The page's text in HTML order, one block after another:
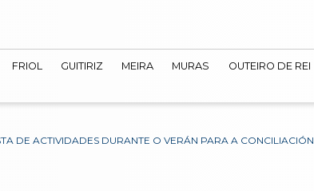
FRIOL GUITIRIZ MEIRA MURAS OUTEIRO DE REI
DE ACTIVIDADES DURANTE O VERÁN PARA A CONCILIACIÓN